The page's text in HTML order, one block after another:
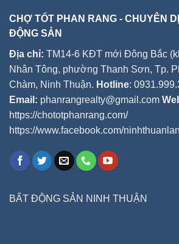
CHỢ TỐT PHAN RANG - CHUYÊN
ĐỘNG SẢN
Địa chỉ: TM14-6 KĐT mới Đông Bắc
Nhân Tông, phường Thanh Sơn, Tp.
Chàm, Ninh Thuận. Hotline:
Email: phanrangrealty@gmail.com
https://chototphanrang.com/
https://www.facebook.com/
BẤT ĐỘNG SẢN NINH THUẬN